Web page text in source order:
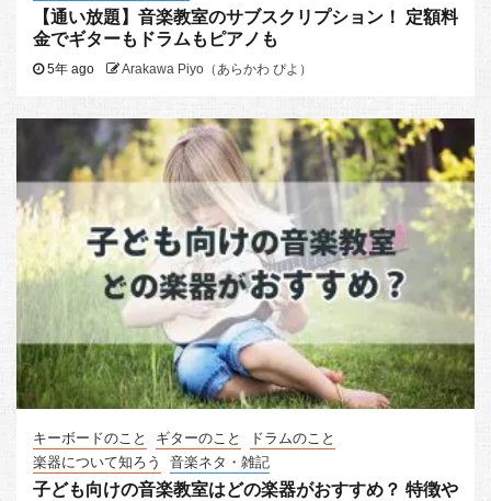
【通い放題】音楽教室のサブスクリプション！ 定額料
金でギターもドラムもピアノも
5年 ago Arakawa Piyo（あらかわ ぴよ）
キーボードのこと ギターのこと
ドラムのこと
楽器について知ろう
音楽ネタ・雑記
子ども向けの音楽教室はどの楽器がおすすめ？ 特徴や